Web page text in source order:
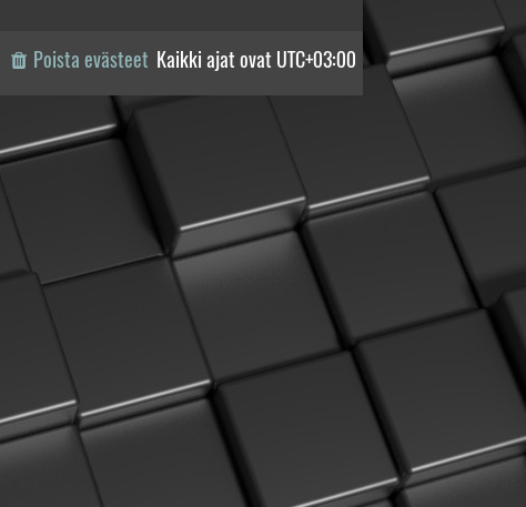
Kaikki ajat ovat UTC+03:00
Poista evästeet